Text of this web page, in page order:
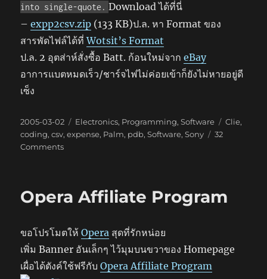
into single-quote. Download ได้ที่นี่
–expp2csv.zip (133 KB)ป.ล. หา Format ของ
สารพัดไฟล์ได้ที่Wotsit’s Format
ป.ล. 2 อุตส่าห์สั่งซื้อ Batt. ก้อนใหม่จากeBay
อาการแบตหมดเร็ว/ชาร์จไฟไม่ค่อยเข้าก็ยังไม่หายอยู่ดี
เซ็ง
Posted
on
2005-03-02 Categories
Electronics, Programming,Software Tags
Clie,
coding,csv,expense, Palm, pdb,Software,Sony
32
Commentson
converter
Opera Affiliate Program
ขอโปรโมตให้Opera สุดที่รักหน่อย
เพิ่ม Banner อันเล็กๆ ไว้มุมบนขวาของ Homepage
เผื่อได้ตังค์ใช้ฟรีกับOpera Affiliate Program